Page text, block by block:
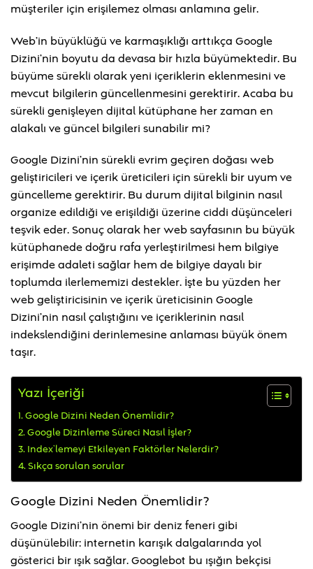
müşteriler için erişilemez olması anlamına gelir.
Web’in büyüklüğü ve karmaşıklığı arttıkça Google
Dizini’nin boyutu da devasa bir hızla büyümektedir. Bu
büyüme sürekli olarak yeni içeriklerin eklenmesini ve
mevcut bilgilerin güncellenmesini gerektirir. Acaba bu
sürekli genişleyen dijital kütüphane her zaman en
alakalı ve güncel bilgileri sunabilir mi?
Google Dizini’nin sürekli evrim geçiren doğası web
geliştiricileri ve içerik üreticileri için sürekli bir uyum ve
güncelleme gerektirir. Bu durum dijital bilginin nasıl
organize edildiği ve erişildiği üzerine ciddi düşünceleri
teşvik eder. Sonuç olarak her web sayfasının bu büyük
kütüphanede doğru rafa yerleştirilmesi hem bilgiye
erişimde adaleti sağlar hem de bilgiye dayalı bir
toplumda ilerlememizi destekler. İşte bu yüzden her
web geliştiricisinin ve içerik üreticisinin Google
Dizini’nin nasıl çalıştığını ve içeriklerinin nasıl
indekslendiğini derinlemesine anlaması büyük önem
taşır.
Yazı İçeriği
Google Dizini Neden Önemlidir?
Google Dizinleme Süreci Nasıl İşler?
Index’lemeyi Etkileyen Faktörler Nelerdir?
Sıkça sorulan sorular
Google Dizini Neden Önemlidir?
Google Dizini’nin önemi bir deniz feneri gibi
düşünülebilir: internetin karışık dalgalarında yol
gösterici bir ışık sağlar. Googlebot bu ışığın bekçisi